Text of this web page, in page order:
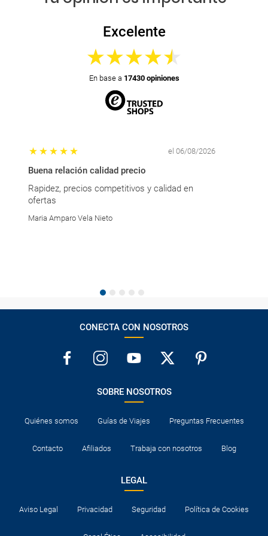
Excelente
En base a 17430 opiniones
el 06/08/2026
Buena relación calidad precio
Rapidez, precios competitivos y calidad en
ofertas
Maria Amparo Vela Nieto
CONECTA CON NOSOTROS
SOBRE NOSOTROS
Quiénes somos Guías de Viajes Preguntas Frecuentes
Contacto Afiliados Trabaja con nosotros Blog
LEGAL
Aviso Legal Privacidad Seguridad Política de Cookies